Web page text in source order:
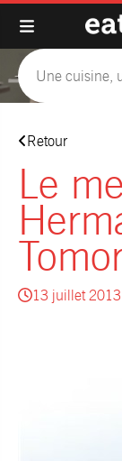
Retour
Le
13 juillet 2013